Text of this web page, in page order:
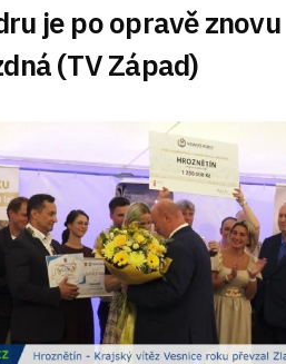
je po opravě znovu
(TV Západ)